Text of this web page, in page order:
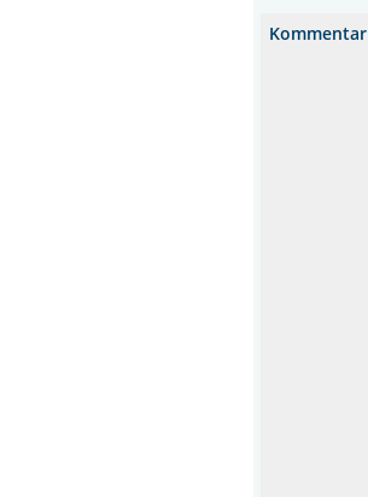
Kommentar